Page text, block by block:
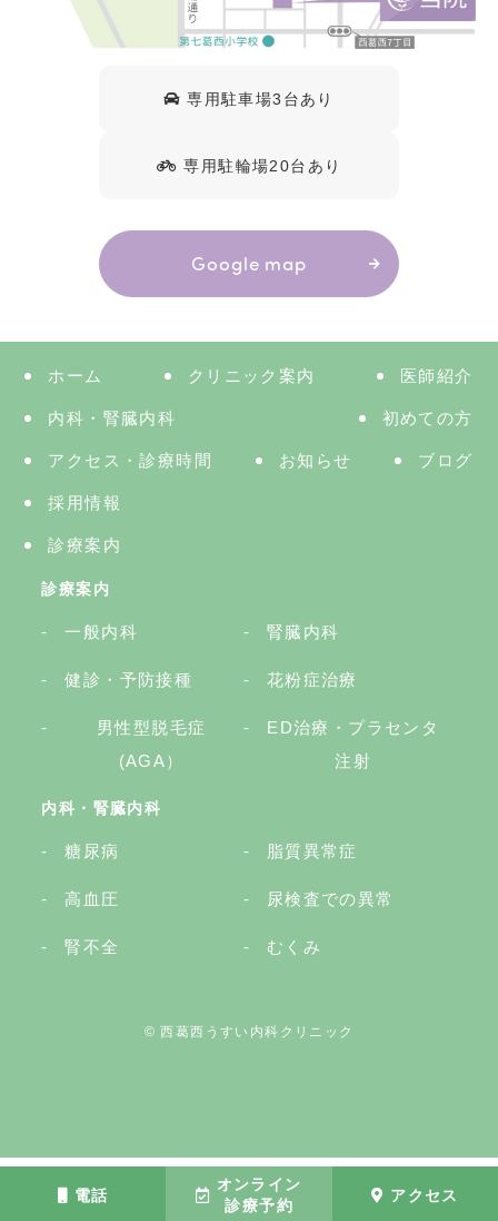
電話
オンライン
診療予約
アクセス
専用駐車場3台あり
専用駐輪場20台あり
Google map
ホーム クリニック案内 医師紹介
内科・腎臓内科 初めての方
アクセス・診療時間 お知らせ ブログ
採用情報
診療案内
診療案内
一般内科 腎臓内科
健診・予防接種 花粉症治療
男性型脱毛症
(AGA）
ED治療・プラセンタ
注射
内科・腎臓内科
糖尿病 脂質異常症
高血圧 尿検査での異常
腎不全 むくみ
© 西葛西うすい内科クリニック